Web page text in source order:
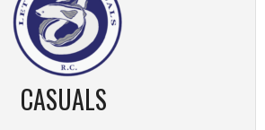
CASUALS